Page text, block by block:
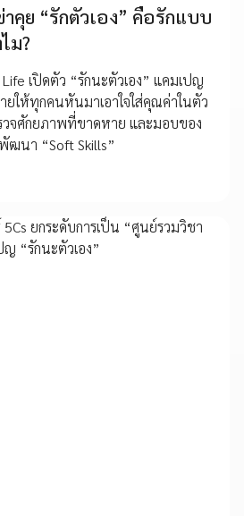
าคุย “รักตัวเอง” คือรักแบบ
ม?
เปิดตัว “รักนะตัวเอง” แคมเปญ
ให้ทุกคนหันมาเอาใจใส่คุณค่าในตัว
วจศักยภาพที่ขาดหาย และมอบของ
ฒนา “Soft Skills”